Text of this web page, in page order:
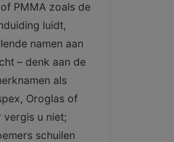
PMMA zoals de
luidt,
namen aan
– denk aan de
als
Oroglas of
vergis u niet;
schuilen